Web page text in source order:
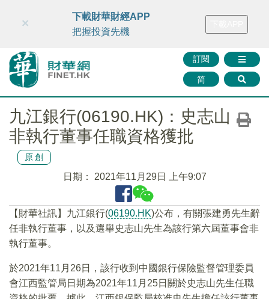
財華智庫網 FINTV FINMETA 財華證券 媒體矩陣
訂閱
简
×
下載財華財經APP
把握投資先機
九江銀行(06190.HK)：史志山
非執行董事任職資格獲批
原創
日期： 2021年11月29日 上午9:07
【財華社訊】九江銀行(06190.HK)公布，有關張建勇先生辭
任非執行董事，以及選舉史志山先生為該行第六屆董事會非
執行董事。
於2021年11月26日，該行收到中國銀行保險監督管理委員
會江西監管局日期為2021年11月25日關於史志山先生任職